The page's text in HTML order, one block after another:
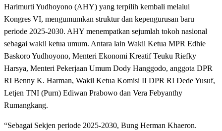
Harimurti Yudhoyono (AHY) yang terpilih kembali melalui
Kongres VI, mengumumkan struktur dan kepengurusan baru
periode 2025-2030. AHY menempatkan sejumlah tokoh nasional
sebagai wakil ketua umum. Antara lain Wakil Ketua MPR Edhie
Baskoro Yudhoyono, Menteri Ekonomi Kreatif Teuku Riefky
Harsya, Menteri Pekerjaan Umum Dody Hanggodo, anggota DPR
RI Benny K. Harman, Wakil Ketua Komisi II DPR RI Dede Yusuf,
Letjen TNI (Purn) Ediwan Prabowo dan Vera Febyanthy
Rumangkang.
“Sebagai Sekjen periode 2025-2030, Bung Herman Khaeron.